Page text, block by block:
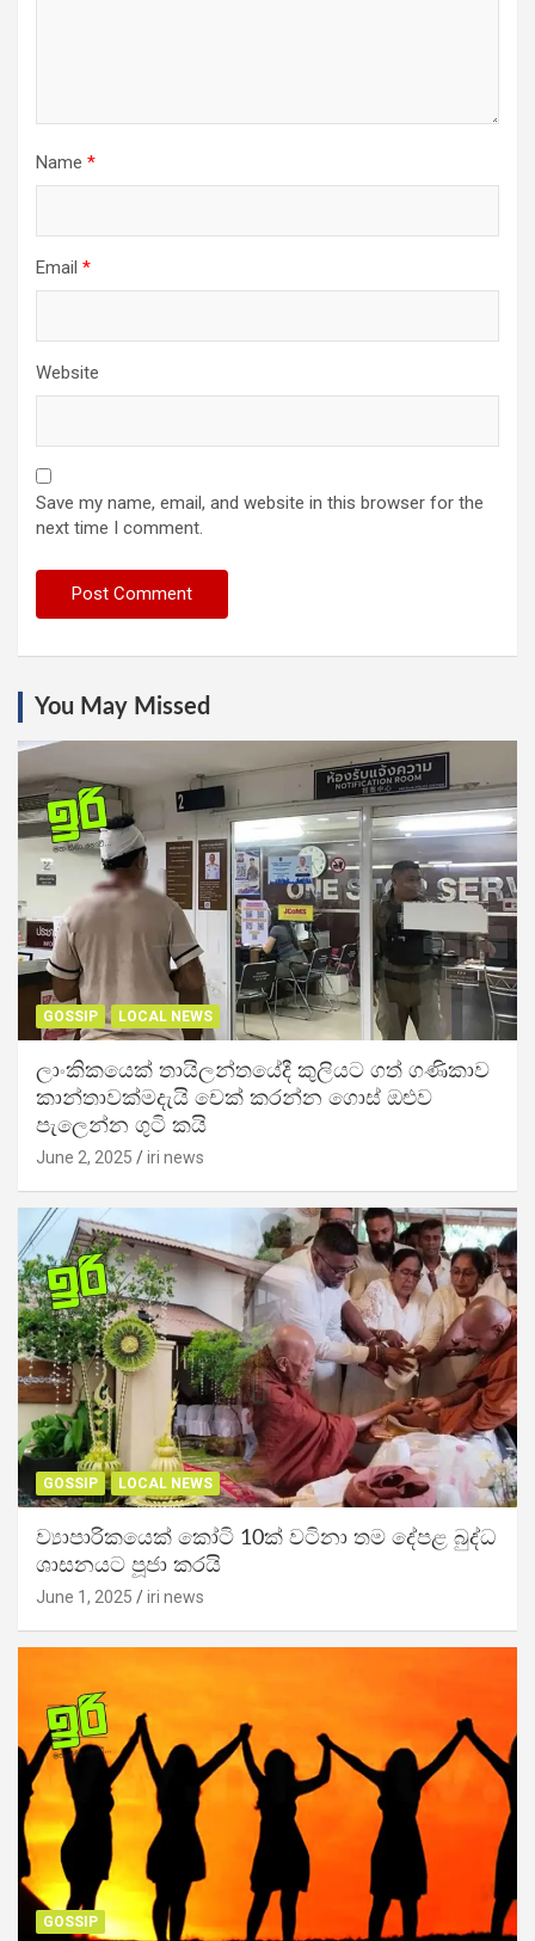
Name *
Email *
Website
Save my name, email, and website in this browser for the
next time I comment.
You May Missed
GOSSIP LOCAL NEWS
ලාංකිකයෙක් තායිලන්තයේදී කුලියට ගත් ගණිකාව
කාන්තාවක්මදැයි චෙක් කරන්න ගොස් ඔළුව
පැලෙන්න ගුටි කයි
June 2, 2025 iri news
GOSSIP LOCAL NEWS
ව්‍යාපාරිකයෙක් කෝටි 10ක් වටිනා තම දේපළ බුද්ධ
ශාසනයට පූජා කරයි
June 1, 2025 iri news
GOSSIP